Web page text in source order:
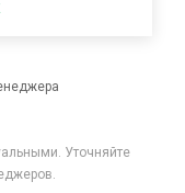
Уточняйте